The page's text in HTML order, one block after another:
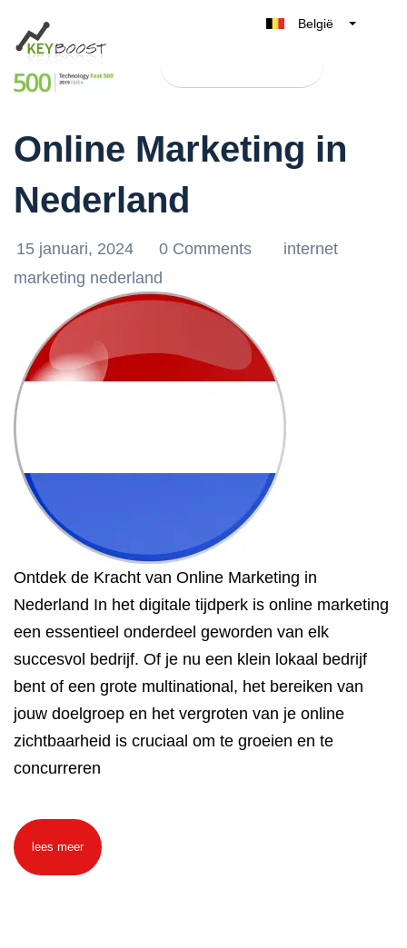
België
Nederland
Deutschland
UK
Ontdek de Kracht van
Online Marketing in
Nederland
15 januari, 2024 0 Comments
internet
marketing nederland
Ontdek de Kracht van Online Marketing in
Nederland In het digitale tijdperk is online marketing
een essentieel onderdeel geworden van elk
succesvol bedrijf. Of je nu een klein lokaal bedrijf
bent of een grote multinational, het bereiken van
jouw doelgroep en het vergroten van je online
zichtbaarheid is cruciaal om te groeien en te
concurreren
lees meer